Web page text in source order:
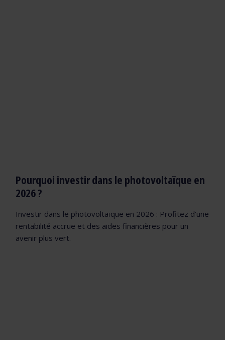
Pourquoi investir dans le photovoltaïque en
2026 ?
Investir dans le photovoltaïque en 2026 : Profitez d’une
rentabilité accrue et des aides financières pour un
avenir plus vert.